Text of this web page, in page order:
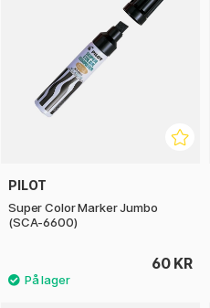
PILOT
Super Color Marker Jumbo
(SCA-6600)
60 KR